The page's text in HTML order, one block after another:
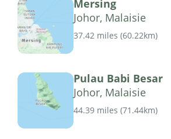
Mersing
Johor, Malaisie
37.42 miles (60.22km)
Pulau Babi Besar
Johor, Malaisie
44.39 miles (71.44km)